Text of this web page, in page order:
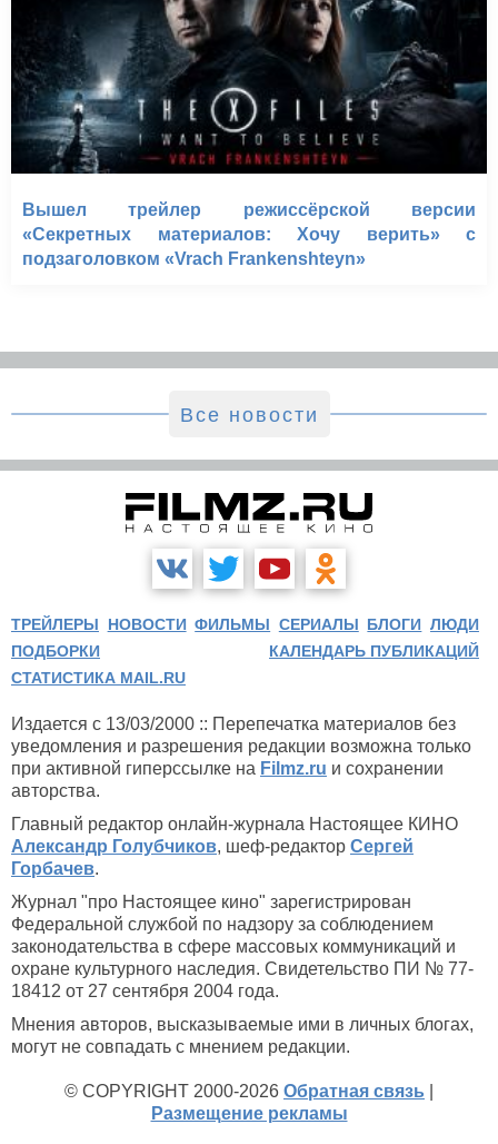
Вышел трейлер режиссёрской версии
«Секретных материалов: Хочу верить» с
подзаголовком «Vrach Frankenshteyn»
Все новости
ТРЕЙЛЕРЫ НОВОСТИ ФИЛЬМЫ СЕРИАЛЫ БЛОГИ ЛЮДИ
ПОДБОРКИ
КАЛЕНДАРЬ ПУБЛИКАЦИЙ
СТАТИСТИКА MAIL.RU
Издается с 13/03/2000 :: Перепечатка материалов без
уведомления и разрешения редакции возможна только
при активной гиперссылке на Filmz.ru и сохранении
авторства.
Главный редактор онлайн-журнала Настоящее КИНО
Александр Голубчиков, шеф-редактор Сергей
Горбачев.
Журнал "про Настоящее кино" зарегистрирован
Федеральной службой по надзору за соблюдением
законодательства в сфере массовых коммуникаций и
охране культурного наследия. Свидетельство ПИ № 77-
18412 от 27 сентября 2004 года.
Мнения авторов, высказываемые ими в личных блогах,
могут не совпадать с мнением редакции.
© COPYRIGHT 2000-2026 Обратная связь
Размещение рекламы